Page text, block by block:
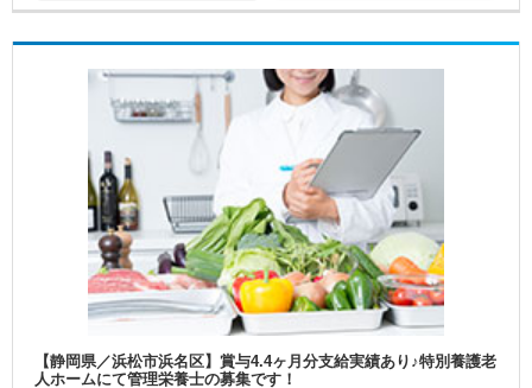
【静岡県／浜松市浜名区】賞与4.4ヶ月分支給実績あり♪特別養護老
人ホームにて管理栄養士の募集です！